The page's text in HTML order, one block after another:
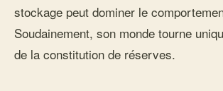
stockage peut dominer le
Soudainement, son monde tourne
de la constitution de réserves.